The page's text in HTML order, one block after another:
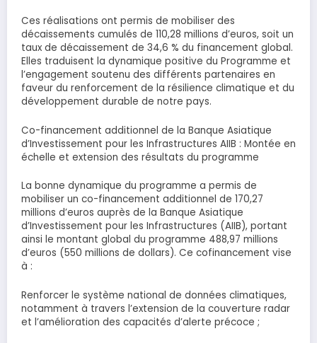
Ces réalisations ont permis de mobiliser des
décaissements cumulés de 110,28 millions d’euros, soit un
taux de décaissement de 34,6 % du financement global.
Elles traduisent la dynamique positive du Programme et
l’engagement soutenu des différents partenaires en
faveur du renforcement de la résilience climatique et du
développement durable de notre pays.
Co-financement additionnel de la Banque Asiatique
d’Investissement pour les Infrastructures AIIB : Montée en
échelle et extension des résultats du programme
La bonne dynamique du programme a permis de
mobiliser un co-financement additionnel de 170,27
millions d’euros auprès de la Banque Asiatique
d’Investissement pour les Infrastructures (AIIB), portant
ainsi le montant global du programme 488,97 millions
d’euros (550 millions de dollars). Ce cofinancement vise
à :
Renforcer le système national de données climatiques,
notamment à travers l’extension de la couverture radar
et l’amélioration des capacités d’alerte précoce ;